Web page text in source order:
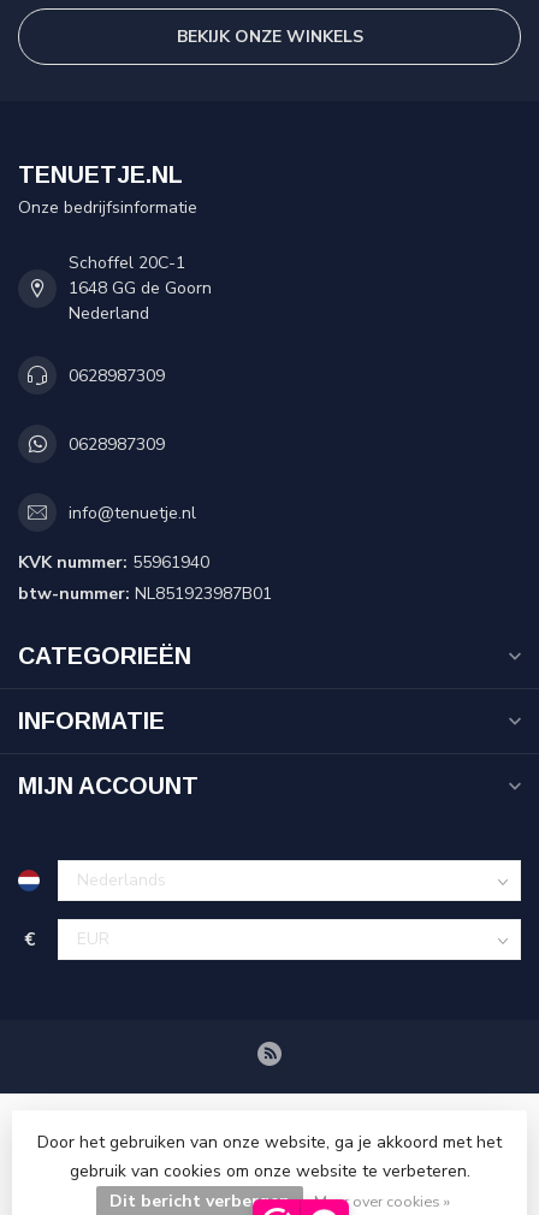
BEKIJK ONZE WINKELS
TENUETJE.NL
Onze bedrijfsinformatie
Schoffel 20C-1
1648 GG de Goorn
Nederland
0628987309
0628987309
info@tenuetje.nl
KVK nummer: 55961940
btw-nummer: NL851923987B01
CATEGORIEËN
INFORMATIE
MIJN ACCOUNT
€
© Copyright 2026 Tenuetje.nl
Door het gebruiken van onze website, ga je akkoord met het
gebruik van cookies om onze website te verbeteren.
Dit bericht verbergen
Meer over cookies »